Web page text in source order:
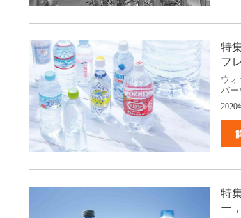
特
フ
ウ
バー
2020
特
ー